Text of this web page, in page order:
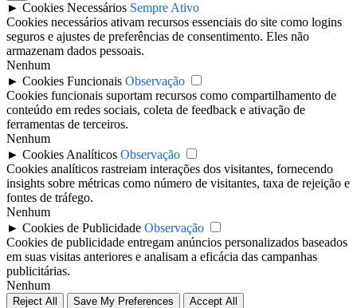
► Cookies Necessários Sempre Ativo
Cookies necessários ativam recursos essenciais do site como logins
seguros e ajustes de preferências de consentimento. Eles não
armazenam dados pessoais.
Nenhum
► Cookies Funcionais Observação
Cookies funcionais suportam recursos como compartilhamento de
conteúdo em redes sociais, coleta de feedback e ativação de
ferramentas de terceiros.
Nenhum
► Cookies Analíticos Observação
Cookies analíticos rastreiam interações dos visitantes, fornecendo
insights sobre métricas como número de visitantes, taxa de rejeição e
fontes de tráfego.
Nenhum
► Cookies de Publicidade Observação
Cookies de publicidade entregam anúncios personalizados baseados
em suas visitas anteriores e analisam a eficácia das campanhas
publicitárias.
Nenhum
Reject All Save My Preferences Accept All